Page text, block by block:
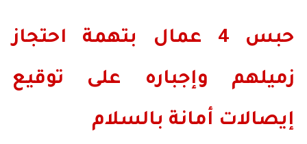
حبس 4 عمال بتهمة احتجاز
زميلهم وإجباره على توقيع
إيصالات أمانة بالسلام